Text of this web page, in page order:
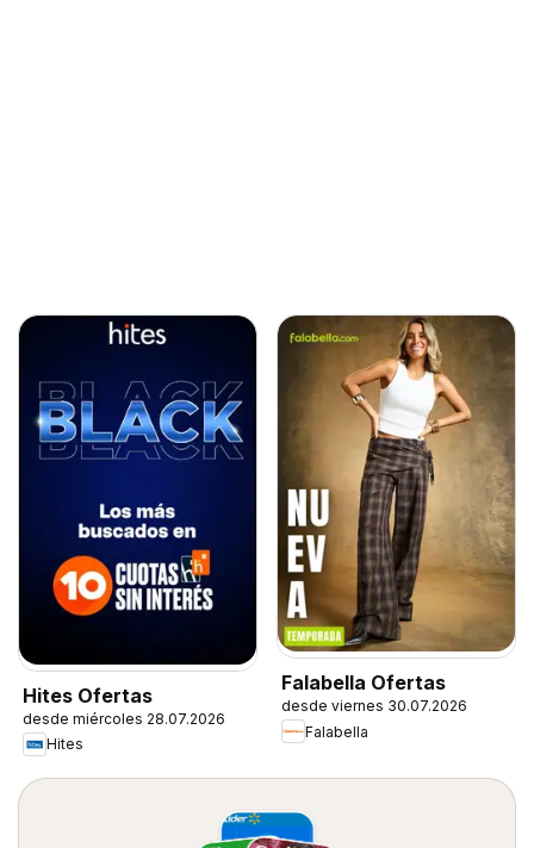
Hites Ofertas
desde miércoles 28.07.2026
Hites
Falabella Ofertas
desde viernes 30.07.2026
Falabella